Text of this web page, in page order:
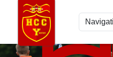
Panneau de gestion des cookies